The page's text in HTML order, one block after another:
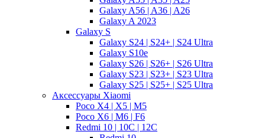
Galaxy A56 | A36 | A26
Galaxy A 2023
Galaxy S
Galaxy S24 | S24+ | S24 Ultra
Galaxy S10e
Galaxy S26 | S26+ | S26 Ultra
Galaxy S23 | S23+ | S23 Ultra
Galaxy S25 | S25+ | S25 Ultra
Аксессуары Xiaomi
Poco X4 | X5 | M5
Poco X6 | M6 | F6
Redmi 10 | 10C | 12C